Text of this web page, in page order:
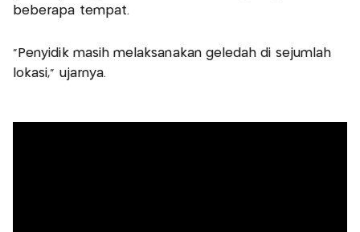
beberapa tempat.
"Penyidik masih melaksanakan geledah di sejumlah
lokasi," ujarnya.